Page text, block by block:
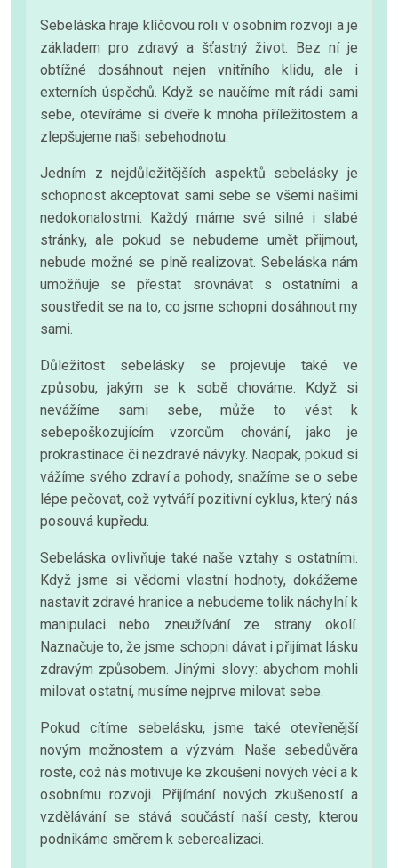
Sebeláska hraje klíčovou roli v osobním rozvoji a je
základem pro zdravý a šťastný život. Bez ní je
obtížné dosáhnout nejen vnitřního klidu, ale i
externích úspěchů. Když se naučíme mít rádi sami
sebe, otevíráme si dveře k mnoha příležitostem a
zlepšujeme naši sebehodnotu.
Jedním z nejdůležitějších aspektů sebelásky je
schopnost akceptovat sami sebe se všemi našimi
nedokonalostmi. Každý máme své silné i slabé
stránky, ale pokud se nebudeme umět přijmout,
nebude možné se plně realizovat. Sebeláska nám
umožňuje se přestat srovnávat s ostatními a
soustředit se na to, co jsme schopni dosáhnout my
sami.
Důležitost sebelásky se projevuje také ve
způsobu, jakým se k sobě chováme. Když si
nevážíme sami sebe, může to vést k
sebepoškozujícím vzorcům chování, jako je
prokrastinace či nezdravé návyky. Naopak, pokud si
vážíme svého zdraví a pohody, snažíme se o sebe
lépe pečovat, což vytváří pozitivní cyklus, který nás
posouvá kupředu.
Sebeláska ovlivňuje také naše vztahy s ostatními.
Když jsme si vědomi vlastní hodnoty, dokážeme
nastavit zdravé hranice a nebudeme tolik náchylní k
manipulaci nebo zneužívání ze strany okolí.
Naznačuje to, že jsme schopni dávat i přijímat lásku
zdravým způsobem. Jinými slovy: abychom mohli
milovat ostatní, musíme nejprve milovat sebe.
Pokud cítíme sebelásku, jsme také otevřenější
novým možnostem a výzvám. Naše sebedůvěra
roste, což nás motivuje ke zkoušení nových věcí a k
osobnímu rozvoji. Přijímání nových zkušeností a
vzdělávání se stává součástí naší cesty, kterou
podnikáme směrem k seberealizaci.